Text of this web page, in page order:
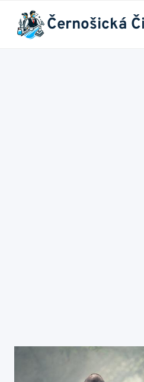
Přeskočit
obsah
Černošická